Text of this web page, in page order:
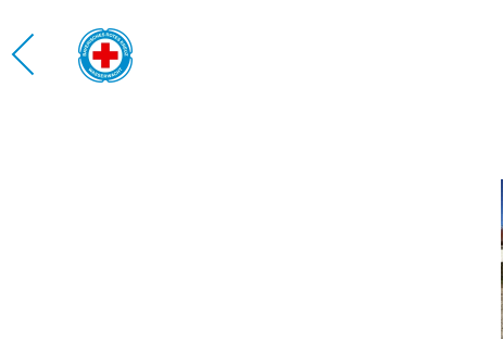
Zum Hauptinhalt springen